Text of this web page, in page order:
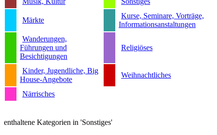
Märkte
Kurse, Seminare, Vorträge,
Informationsanstaltungen
Wanderungen,
Führungen und
Besichtigungen
Religiöses
Kinder, Jugendliche, Big
House-Angebote
Weihnachtliches
Närrisches
enthaltene Kategorien in 'Sonstiges'